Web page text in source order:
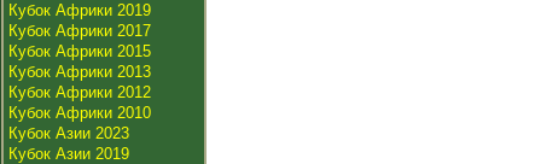
Кубок Африки 2019
Кубок Африки 2017
Кубок Африки 2015
Кубок Африки 2013
Кубок Африки 2012
Кубок Африки 2010
Кубок Азии 2023
Кубок Азии 2019